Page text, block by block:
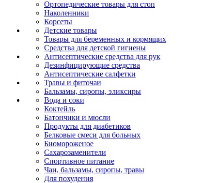
Ортопедические товары для стоп
Наколенники
Корсеты
Детские товары
Товары для беременных и кормящих
Средства для детской гигиены
Антисептические средства для рук
Дезинфицирующие средства
Антисептические салфетки
Травы и фиточаи
Бальзамы, сиропы, эликсиры
Вода и соки
Коктейль
Батончики и мюсли
Продукты для диабетиков
Белковые смеси для больных
Биомороженое
Сахарозаменители
Спортивное питание
Чаи, бальзамы, сиропы, травы
Для похудения